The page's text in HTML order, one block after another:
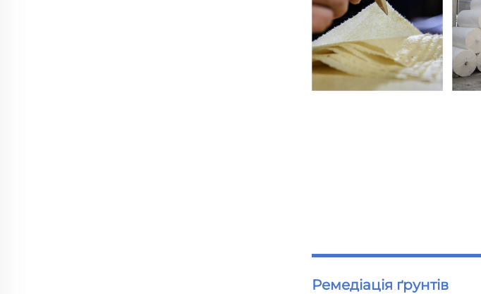
Ремедіація ґрунтів